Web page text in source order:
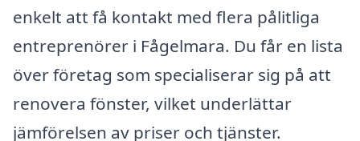
enkelt att få kontakt med flera pålitliga
entreprenörer i Fågelmara. Du får en lista
över företag som specialiserar sig på att
renovera fönster, vilket underlättar
jämförelsen av priser och tjänster.